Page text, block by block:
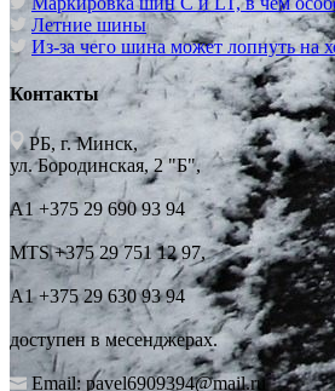
Летние шины
Из-за чего шина может лопнуть на
Контакты
РБ, г. Минск,
ул. Бородинская, 2 "Б",
А1 +375 29 690 93 94
MTS +375 29 751 12 97,
А1 +375 29 630 93 94
доступен в месенджерах.
Email: pavel6909394@mail.ru